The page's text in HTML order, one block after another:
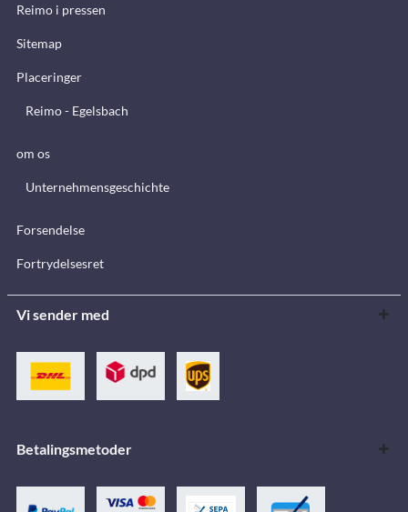
Reimo i pressen
Sitemap
Placeringer
Reimo - Egelsbach
om os
Unternehmensgeschichte
Forsendelse
Fortrydelsesret
Vi sender med
Betalingsmetoder